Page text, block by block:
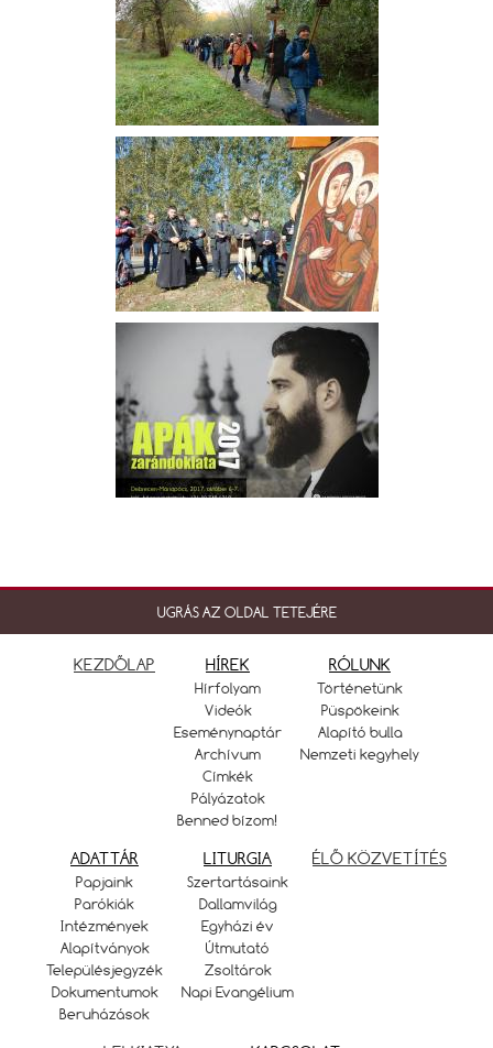
UGRÁS AZ OLDAL TETEJÉRE
KEZDŐLAP HÍREK
Hírfolyam
Videók
Eseménynaptár
Archívum
Címkék
Pályázatok
Benned bízom!
RÓLUNK
Történetünk
Püspökeink
Alapító bulla
Nemzeti kegyhely
ADATTÁR
Papjaink
Parókiák
Intézmények
Alapítványok
Településjegyzék
Dokumentumok
Beruházások
LITURGIA
Szertartásaink
Dallamvilág
Egyházi év
Útmutató
Zsoltárok
Napi Evangélium
ÉLŐ KÖZVETÍTÉS